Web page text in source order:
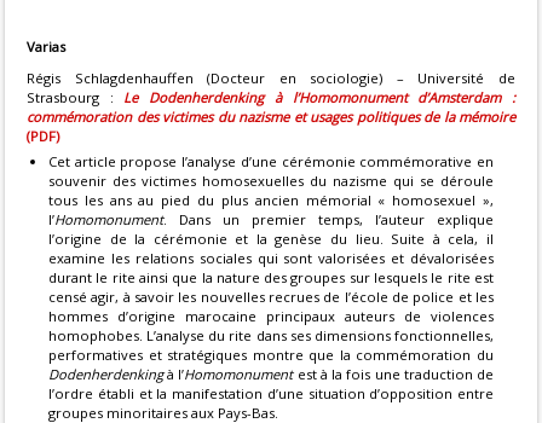
Varias
Régis Schlagdenhauffen (Docteur en sociologie) – Université de
Strasbourg : Le Dodenherdenking à l’Homomonument d’Amsterdam :
commémoration des victimes du nazisme et usages politiques de la mémoire
(PDF)
Cet article propose l’analyse d’une cérémonie commémorative en
souvenir des victimes homosexuelles du nazisme qui se déroule
tous les ans au pied du plus ancien mémorial « homosexuel »,
l’Homomonument. Dans un premier temps, l’auteur explique
l’origine de la cérémonie et la genèse du lieu. Suite à cela, il
examine les relations sociales qui sont valorisées et dévalorisées
durant le rite ainsi que la nature des groupes sur lesquels le rite est
censé agir, à savoir les nouvelles recrues de l’école de police et les
hommes d’origine marocaine principaux auteurs de violences
homophobes. L’analyse du rite dans ses dimensions fonctionnelles,
performatives et stratégiques montre que la commémoration du
Dodenherdenkingà l’Homomonumentest à la fois une traduction de
l’ordre établi et la manifestation d’une situation d’opposition entre
groupes minoritaires aux Pays-Bas.